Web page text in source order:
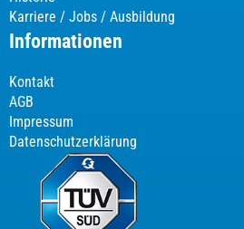
Karriere / Jobs / Ausbildung
Informationen
Kontakt
AGB
Impressum
Datenschutzerklärung